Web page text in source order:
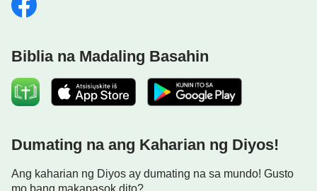
Biblia na Madaling Basahin
Dumating na ang Kaharian ng Diyos!
Ang kaharian ng Diyos ay dumating na sa mundo! Gusto
mo bang makapasok dito?